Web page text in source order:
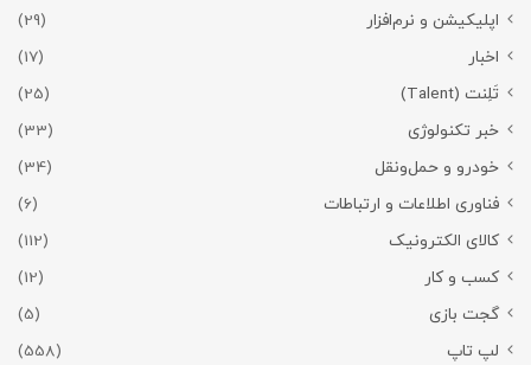
اپلیکیشن و نرم‌افزار
(29)
اخبار
(17)
تَلِنت (Talent)
(25)
خبر تکنولوژی
(33)
خودرو و حمل‌و‌نقل
(34)
فناوری اطلاعات و ارتباطات
(6)
کالای الکترونیک
(112)
کسب و کار
(12)
گجت بازی
(5)
لپ تاپ
(558)